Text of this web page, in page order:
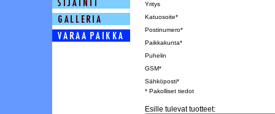
Yritys
Katuosoite*
Postinumero*
Paikkakunta*
Puhelin
GSM*
Sähköposti*
* Pakolliset tiedot
Esille tulevat tuotteet: